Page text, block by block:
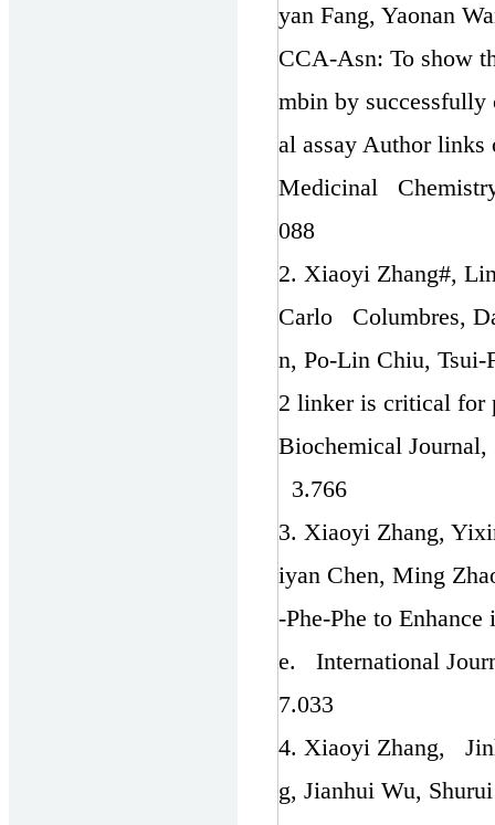
yan Fang, Yaonan
CCA-Asn: To show
mbin by
al assay Author links
Medicinal
088
2. Xiaoyi Zhang#,
Carlo Columbres,
n, Po-Lin Chiu,
2 linker is critical for
Biochemical
3.766
3. Xiaoyi Zhang,
iyan Chen, Ming
-Phe-Phe to
e. International
7.033
4. Xiaoyi Zhang,
g, Jianhui Wu,